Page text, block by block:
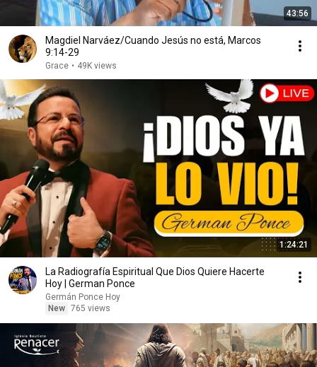
43:56
Magdiel Narváez/Cuando Jesús no está, Marcos
9:14-29
Grace • 49K views
1:24:21
La Radiografía Espiritual Que Dios Quiere Hacerte
Hoy | German Ponce
Germán Ponce Hoy
New 765 views